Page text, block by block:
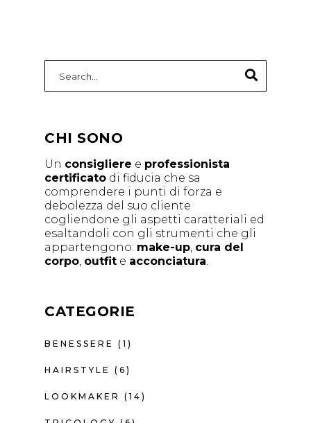
CHI SONO
Un consigliere e professionista
certificato di fiducia che sa
comprendere i punti di forza e
debolezza del suo cliente
cogliendone gli aspetti caratteriali ed
esaltandoli con gli strumenti che gli
appartengono: make-up, cura del
corpo, outfit e acconciatura.
CATEGORIE
BENESSERE (1)
HAIRSTYLE (6)
LOOKMAKER (14)